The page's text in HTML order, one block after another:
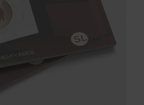
CORE.